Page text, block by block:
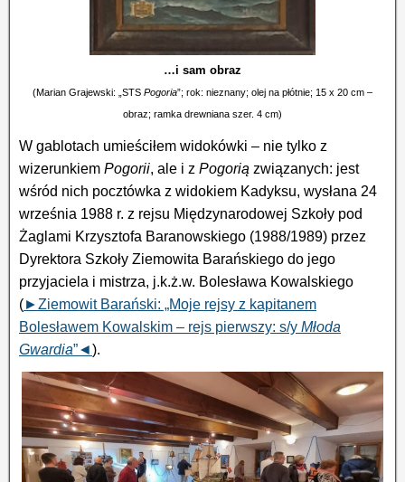
…i sam obraz
(Marian Grajewski: „STS Pogoria”; rok: nieznany; olej na płótnie; 15 x 20 cm –
obraz; ramka drewniana szer. 4 cm)
W gablotach umieściłem widokówki – nie tylko z
wizerunkiem Pogorii, ale i z Pogorią związanych: jest
wśród nich pocztówka z widokiem Kadyksu, wysłana 24
września 1988 r. z rejsu Międzynarodowej Szkoły pod
Żaglami Krzysztofa Baranowskiego (1988/1989) przez
Dyrektora Szkoły Ziemowita Barańskiego do jego
przyjaciela i mistrza, j.k.ż.w. Bolesława Kowalskiego
(►Ziemowit Barański: „Moje rejsy z kapitanem
Bolesławem Kowalskim – rejs pierwszy: s/y Młoda
Gwardia”◄).